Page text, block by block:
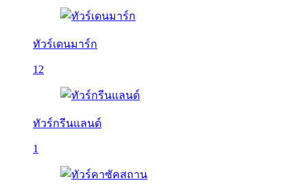
ทัวร์เดนมาร์ก
12
ทัวร์กรีนแลนด์
1